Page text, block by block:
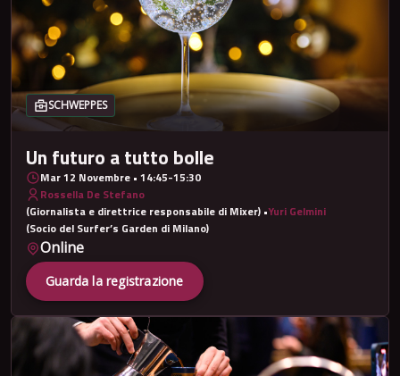
SCHWEPPES
Un futuro a tutto bolle
Mar 12 Novembre • 14:45-15:30
Rossella De Stefano
(Giornalista e direttrice responsabile di Mixer) •Yuri Gelmini
(Socio del Surfer’s Garden di Milano)
Online
Guarda la registrazione